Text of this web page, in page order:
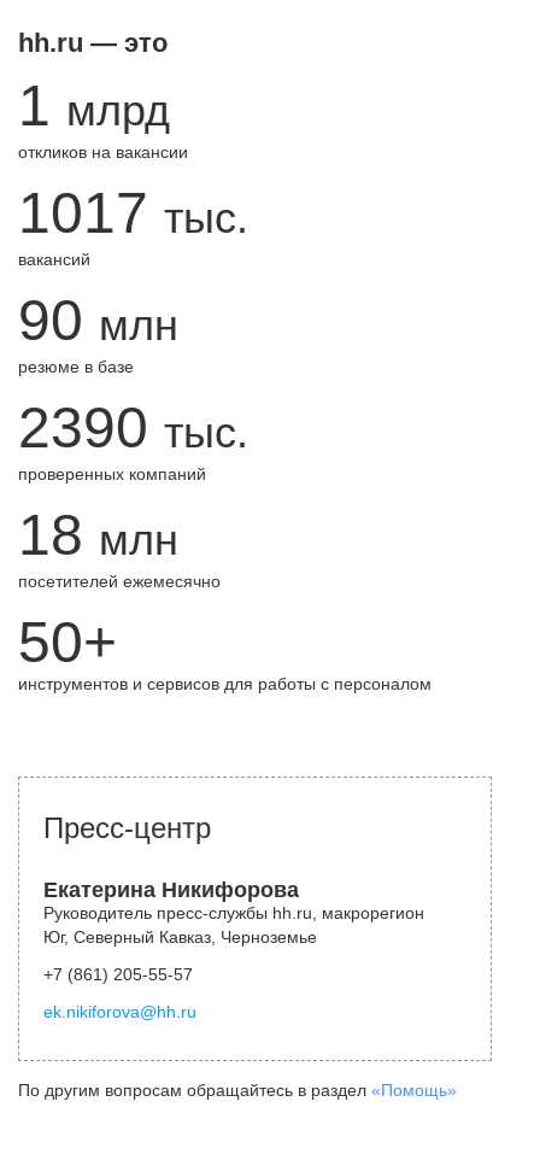
hh.ru — это
1 млрд
откликов на вакансии
1017 тыс.
вакансий
90 млн
резюме в базе
2390 тыс.
проверенных компаний
18 млн
посетителей ежемесячно
50+
инструментов и сервисов для работы с персоналом
Пресс-центр
Екатерина Никифорова
Руководитель пресс-службы hh.ru, макрорегион
Юг, Северный Кавказ, Черноземье
+7 (861) 205-55-57
ek.nikiforova@hh.ru
По другим вопросам обращайтесь в раздел «Помощь»